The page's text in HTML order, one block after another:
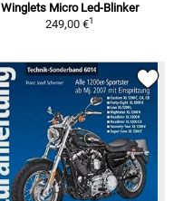
Winglets Micro Led-Blinker
249,00 €1